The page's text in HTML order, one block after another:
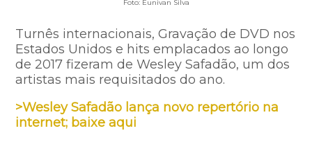
Foto: Eunivan Silva
Turnês internacionais, Gravação de DVD nos
Estados Unidos e hits emplacados ao longo
de 2017 fizeram de Wesley Safadão, um dos
artistas mais requisitados do ano.
>Wesley Safadão lança novo repertório na
internet; baixe aqui